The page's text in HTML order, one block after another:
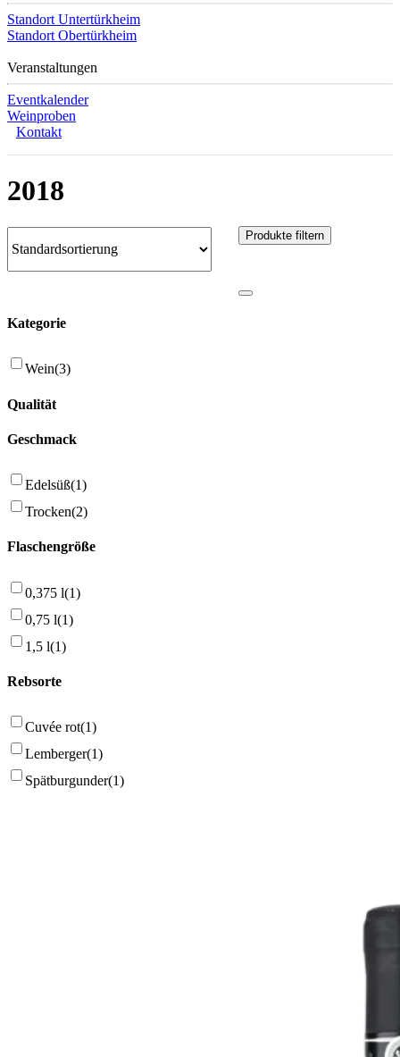
Standort Untertürkheim
Standort Obertürkheim
Veranstaltungen
Eventkalender
Weinproben
Kontakt
2018
Produkte filtern
Kategorie
Wein(3)
Qualität
Geschmack
Edelsüß(1)
Trocken(2)
Flaschengröße
0,375 l(1)
0,75 l(1)
1,5 l(1)
Rebsorte
Cuvée rot(1)
Lemberger(1)
Spätburgunder(1)